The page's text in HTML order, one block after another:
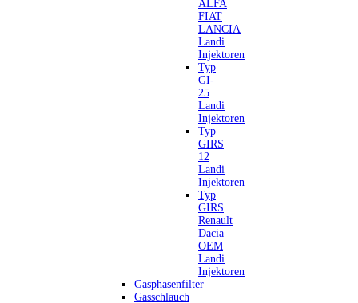
ALFA
FIAT
LANCIA
Landi
Injektoren
Typ
GI-
25
Landi
Injektoren
Typ
GIRS
12
Landi
Injektoren
Typ
GIRS
Renault
Dacia
OEM
Landi
Injektoren
Gasphasenfilter
Gasschlauch